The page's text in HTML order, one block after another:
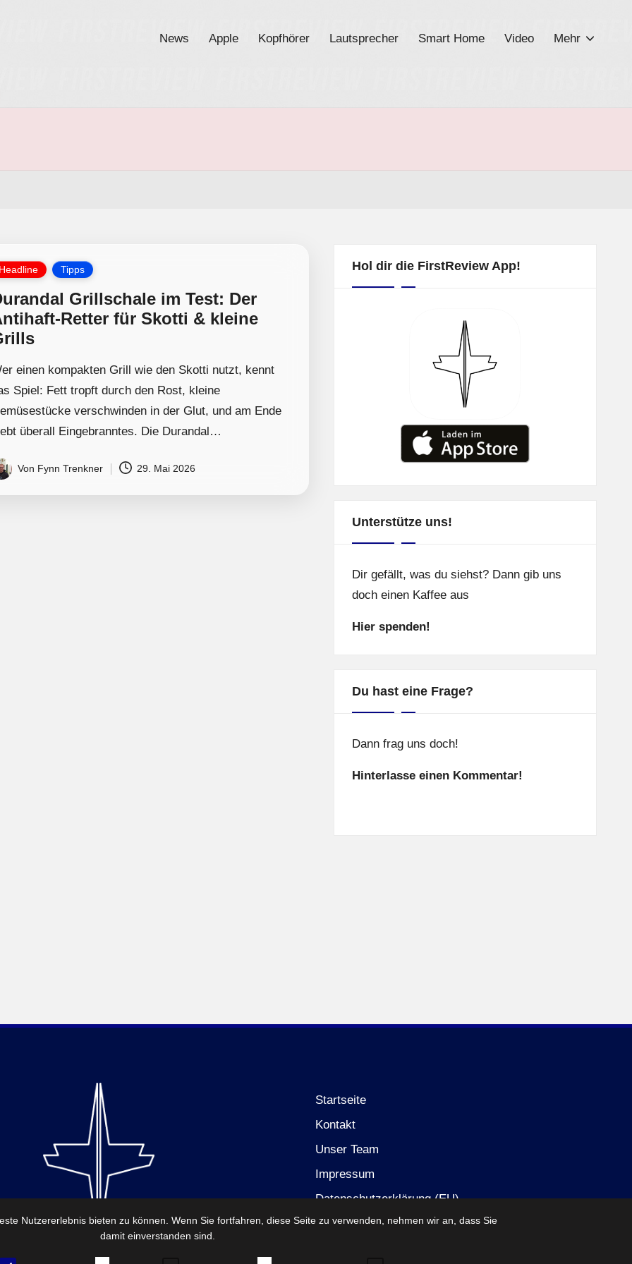
News Apple Kopfhörer Lautsprecher Smart Home Video Mehr
Headline Tipps
Grillschale im Test: Der
Retter für Skotti & kleine
einen kompakten Grill wie den Skotti nutzt, kennt
Spiel: Fett tropft durch den Rost, kleine
verschwinden in der Glut, und am Ende
überall Eingebranntes. Die Durandal…
Von Fynn Trenkner 29. Mai 2026
Hol dir die FirstReview App!
Unterstütze uns!
Dir gefällt, was du siehst? Dann gib uns
doch einen Kaffee aus
Hier spenden!
Du hast eine Frage?
Dann frag uns doch!
Hinterlasse einen Kommentar!
Startseite
Kontakt
Unser Team
Impressum
Datenschutzerklärung (EU)
Partner
Nutzererlebnis bieten zu können. Wenn Sie fortfahren, diese Seite zu verwenden, nehmen wir an, dass Sie
damit einverstanden sind.